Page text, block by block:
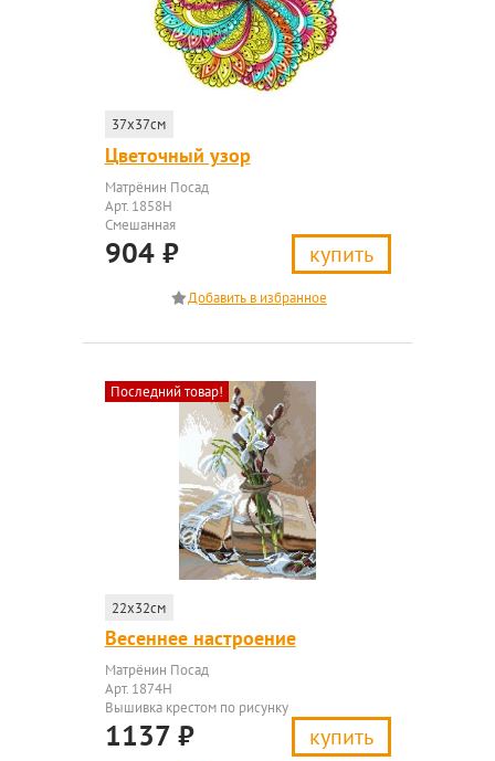
37x37см
Цветочный узор
Матрёнин Посад
Арт. 1858Н
Смешанная
904 ₽ купить
Последний товар!
22x32см
Весеннее настроение
Матрёнин Посад
Арт. 1874Н
Вышивка крестом по рисунку
1137 ₽ купить